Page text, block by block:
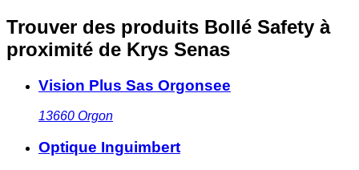
Trouver des produits Bollé Safety à
proximité de Krys Senas
Vision Plus Sas Orgonsee
13660 Orgon
Optique Inguimbert